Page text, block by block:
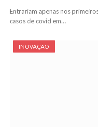
Entrariam apenas nos
casos de covid em…
INOVAÇÃO